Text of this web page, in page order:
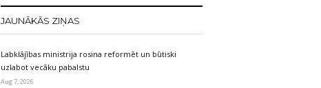
JAUNĀKĀS ZIŅAS
Labklājības ministrija rosina reformēt un būtiski
uzlabot vecāku pabalstu
Aug 7, 2026